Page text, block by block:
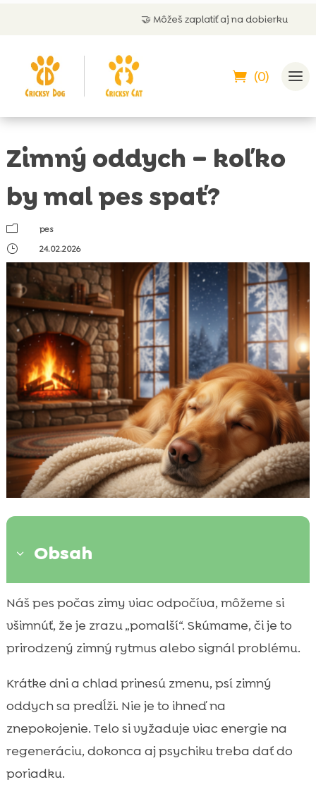
🤝 Môžeš zaplatiť aj na dobierku
(0)
Zimný oddych – koľko
by mal pes spať?
m
pes
}
24.02.2026
3 Obsah
 Prečo sa spánok psa v zime prirodzene
mení
Koľko hodín spánku je v zime „normálne“
 Ako rozoznať zdravý zimný oddych od
nadmernej únavy
pes zima nastavenie času odpočinku
Najčastejšie faktory, ktoré v zime narušujú
Náš pes počas zimy viac odpočíva, môžeme si
všimnúť, že je zrazu „pomalší“. Skúmame, či je to
prirodzený zimný rytmus alebo signál problému.
Krátke dni a chlad prinesú zmenu, psí zimný
oddych sa predĺži. Nie je to ihneď na
znepokojenie. Telo si vyžaduje viac energie na
regeneráciu, dokonca aj psychiku treba dať do
poriadku.